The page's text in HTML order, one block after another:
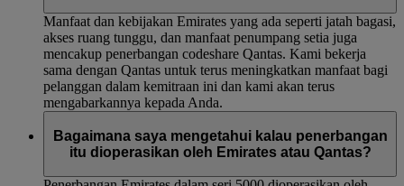
Manfaat dan kebijakan Emirates yang ada seperti jatah bagasi,
akses ruang tunggu, dan manfaat penumpang setia juga
mencakup penerbangan codeshare Qantas. Kami bekerja
sama dengan Qantas untuk terus meningkatkan manfaat bagi
pelanggan dalam kemitraan ini dan kami akan terus
mengabarkannya kepada Anda.
Bagaimana saya mengetahui kalau penerbangan
itu dioperasikan oleh Emirates atau Qantas?